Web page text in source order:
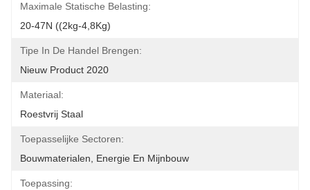
Maximale Statische Belasting:
20-47N ((2kg-4,8Kg)
Tipe In De Handel Brengen:
Nieuw Product 2020
Materiaal:
Roestvrij Staal
Toepasselijke Sectoren:
Bouwmaterialen, Energie En Mijnbouw
Toepassing: